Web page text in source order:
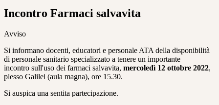
Incontro Farmaci salvavita
Avviso
Si informano docenti, educatori e personale ATA della disponibilità
di personale sanitario specializzato a tenere un importante
incontro sull'uso dei farmaci salvavita, mercoledì 12 ottobre 2022,
plesso Galilei (aula magna), ore 15.30.
Si auspica una sentita partecipazione.